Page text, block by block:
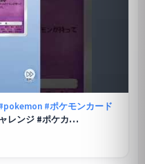
#ポケモンカード
レンジ #ポケカ
封 #pokémon